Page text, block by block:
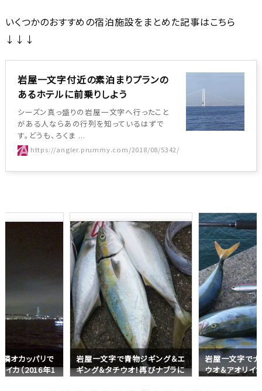
いくつかのおすすめの宿泊施設をまとめた記事はこちら
↓↓↓
岩屋一文字付近の素泊まりプランの
あるホテルに前乗りしよう
シーズン真っ盛りの岩屋一文字へ行ったこと
がある人ならあの行列を知っているはずで
す。どうも、ろくま ...
https://angler.prummy.com/2018/08/5342/
オカッパリで
イカ（2016年1
岩屋一文字で青物ジギング＆エ
ギング＆タチウオ！再びナブラに
遭遇（2016年10月09日）
岩屋一文字でナ
ウオ＆アオリイ
（2016年10月02